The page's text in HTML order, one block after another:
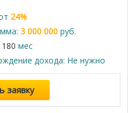
24%
3 000 000руб.
180 мес
дохода: Не нужно
заявку